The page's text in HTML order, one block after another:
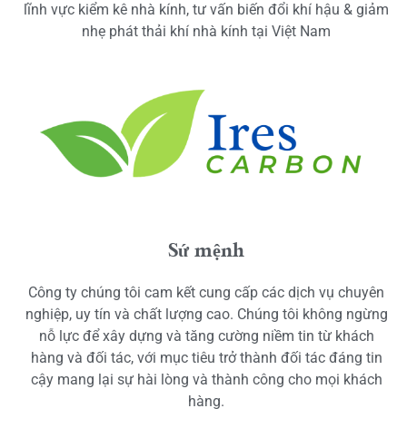
lĩnh vực kiểm kê nhà kính, tư vấn biến đổi khí hậu & giảm
nhẹ phát thải khí nhà kính tại Việt Nam
Sứ mệnh
Công ty chúng tôi cam kết cung cấp các dịch vụ chuyên
nghiệp, uy tín và chất lượng cao. Chúng tôi không ngừng
nỗ lực để xây dựng và tăng cường niềm tin từ khách
hàng và đối tác, với mục tiêu trở thành đối tác đáng tin
cậy mang lại sự hài lòng và thành công cho mọi khách
hàng.